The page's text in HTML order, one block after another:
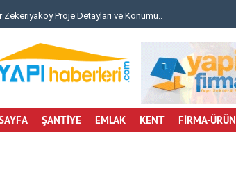
Bursa'da inşaat iskelesi çöktü: 6 işçi yaralı..
ŞANTİYE EMLAK KENT FİRMA-ÜRÜN